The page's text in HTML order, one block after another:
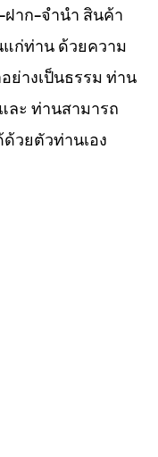
ฝาก-จำนำ สินค้า
แก่ท่าน ด้วยความ
ย่างเป็นธรรม ท่าน
ละ ท่านสามารถ
วยตัวท่านเอง